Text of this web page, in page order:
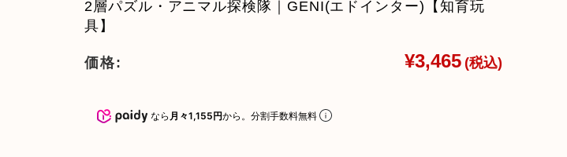
5000円までのおもちゃ
10000円までのおもち
子供椅子・ベビーチェア
ギフトラッピングについて
名入れについて
2層パズル・アニマル探検隊｜GENI(エドインター)【知育玩
具】
価格: ¥3,465 (税込)
なら 月々1,155円から。分割手数料無料